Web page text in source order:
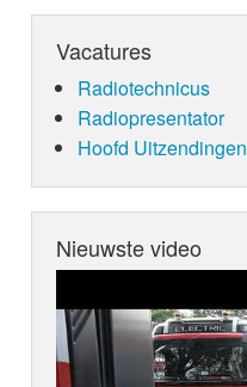
Vacatures
Radiotechnicus
Radiopresentator
Hoofd Uitzendingen
Nieuwste video